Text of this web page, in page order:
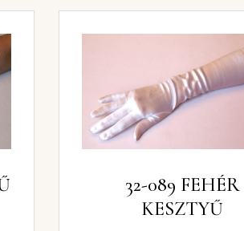
32-089 FEHÉR
KESZTYŰ